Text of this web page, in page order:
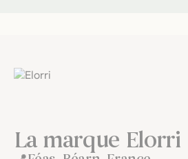
La marque Elorri